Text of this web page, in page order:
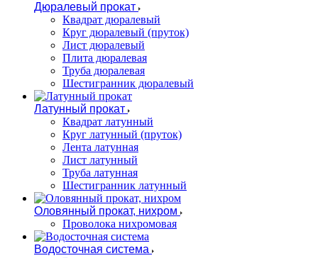
Дюралевый прокат
Квадрат дюралевый
Круг дюралевый (пруток)
Лист дюралевый
Плита дюралевая
Труба дюралевая
Шестигранник дюралевый
Латунный прокат
Квадрат латунный
Круг латунный (пруток)
Лента латунная
Лист латунный
Труба латунная
Шестигранник латунный
Оловянный прокат, нихром
Проволока нихромовая
Водосточная система